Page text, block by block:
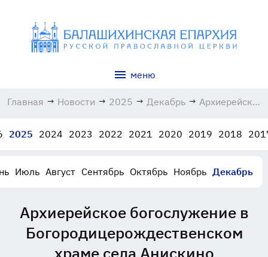
меню
Главная → Новости → 2025 → Декабрь → Архиерейское
15.12.2025
2025 2024 2023 2022 2021 2020 2019 2018
Июль Август Сентябрь Октябрь Ноябрь Декабрь
Архиерейское богослужение в
Богородицерождественском
храме села Анискино